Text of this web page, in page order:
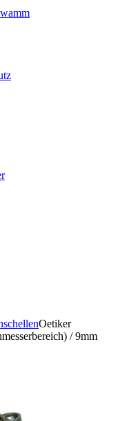
Oetiker
/ 9mm